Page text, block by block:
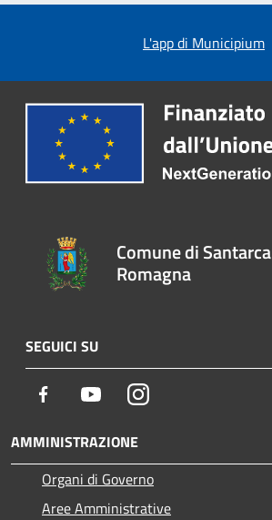
L'app di Municipium
Comune di
Romagna
SEGUICI SU
Facebook YoutubeInstagram
AMMINISTRAZIONE
Organi di Governo
Aree Amministrative